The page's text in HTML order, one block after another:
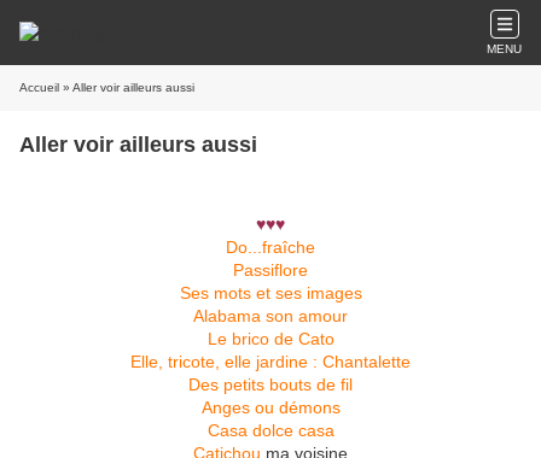
MENU
Accueil » Aller voir ailleurs aussi
Aller voir ailleurs aussi
♥♥♥
Do...fraîche
Passiflore
Ses mots et ses images
Alabama son amour
Le brico de Cato
Elle, tricote, elle jardine : Chantalette
Des petits bouts de fil
Anges ou démons
Casa dolce casa
Catichou ma voisine